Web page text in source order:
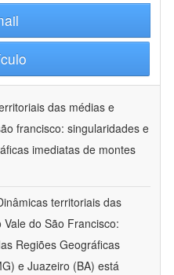
das médias e
francisco: singularidades e
imediatas de montes
territoriais das
do São Francisco:
Regiões Geográficas
e Juazeiro (BA) está